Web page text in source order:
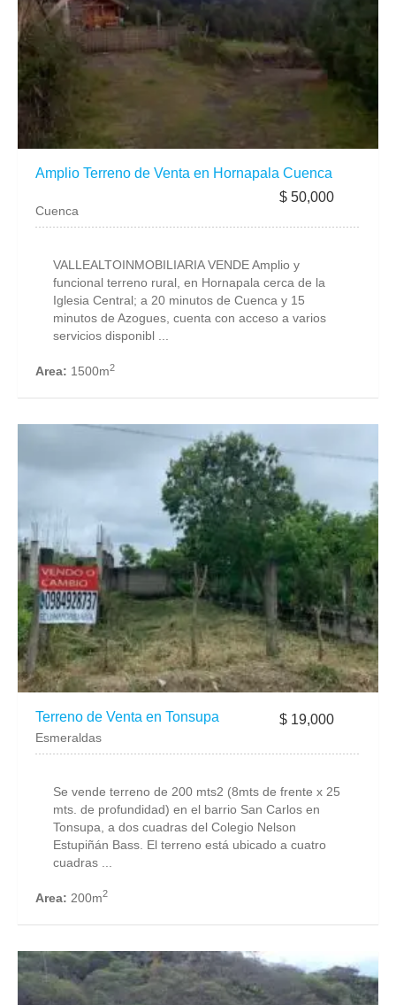
Amplio Terreno de Venta en Hornapala Cuenca
$ 50,000
Cuenca
VALLEALTOINMOBILIARIA VENDE Amplio y
funcional terreno rural, en Hornapala cerca de la
Iglesia Central; a 20 minutos de Cuenca y 15
minutos de Azogues, cuenta con acceso a varios
servicios disponibl ...
Area: 1500m2
Terreno de Venta en Tonsupa $ 19,000
Esmeraldas
Se vende terreno de 200 mts2 (8mts de frente x 25
mts. de profundidad) en el barrio San Carlos en
Tonsupa, a dos cuadras del Colegio Nelson
Estupiñán Bass. El terreno está ubicado a cuatro
cuadras ...
Area: 200m2